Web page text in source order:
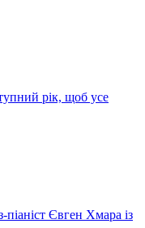
рік, щоб усе
піаніст Євген Хмара із